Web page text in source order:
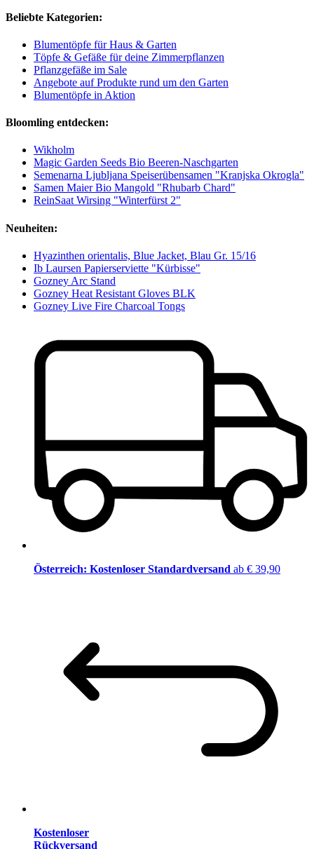
Beliebte Kategorien:
Blumentöpfe für Haus & Garten
Töpfe & Gefäße für deine Zimmerpflanzen
Pflanzgefäße im Sale
Angebote auf Produkte rund um den Garten
Blumentöpfe in Aktion
Bloomling entdecken:
Wikholm
Magic Garden Seeds Bio Beeren-Naschgarten
Semenarna Ljubljana Speiserübensamen "Kranjska Okrogla"
Samen Maier Bio Mangold "Rhubarb Chard"
ReinSaat Wirsing "Winterfürst 2"
Neuheiten:
Hyazinthen orientalis, Blue Jacket, Blau Gr. 15/16
Ib Laursen Papierserviette "Kürbisse"
Gozney Arc Stand
Gozney Heat Resistant Gloves BLK
Gozney Live Fire Charcoal Tongs
Österreich: Kostenloser Standardversand ab € 39,90
Kostenloser
Rückversand